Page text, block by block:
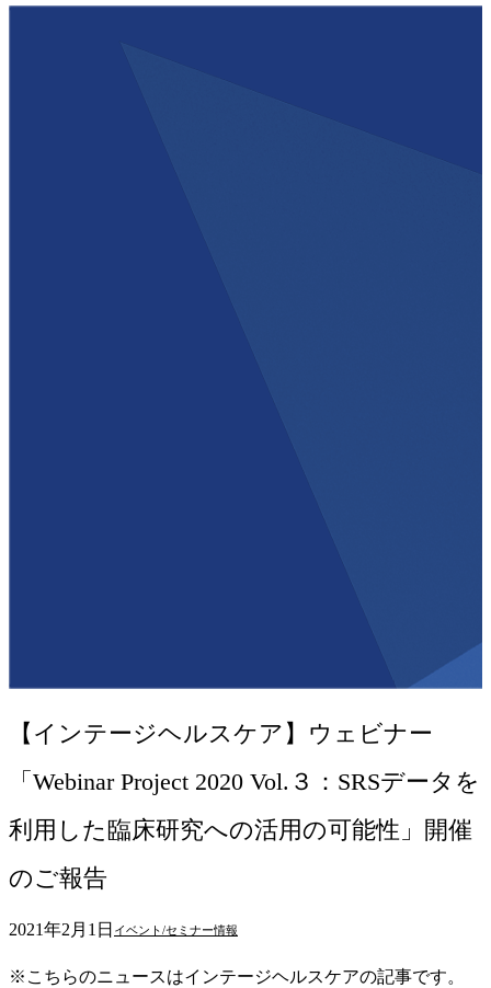
【インテージヘルスケア】ウェビナー
「Webinar Project 2020 Vol.３：SRSデータを
利用した臨床研究への活用の可能性」開催
のご報告
2021年2月1日 イベント/セミナー情報
※こちらのニュースはインテージヘルスケアの記事です。